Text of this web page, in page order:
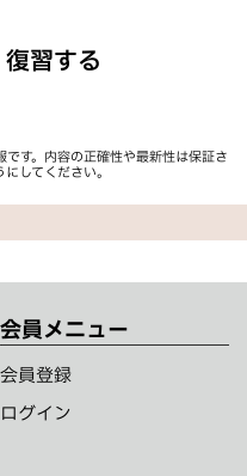
復習する
す。内容の正確性や最新性は保証さ
してください。
会員メニュー
会員登録
ログイン